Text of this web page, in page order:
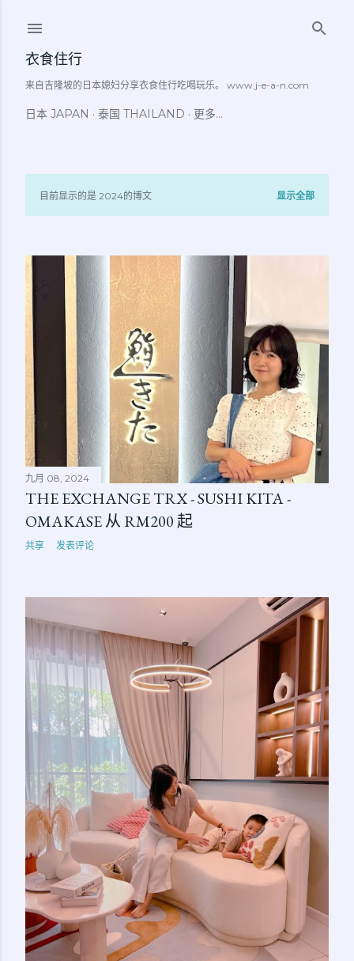
衣食住行
来自吉隆坡的日本媳妇分享衣食住行吃喝玩乐。 www.j-e-a-n.com
日本 JAPAN 泰国 THAILAND 更多…
博
文
目前显示的是 2024的博文 显示全部
九月 08, 2024
THE EXCHANGE TRX - SUSHI KITA -
OMAKASE 从 RM200 起
共享 发表评论